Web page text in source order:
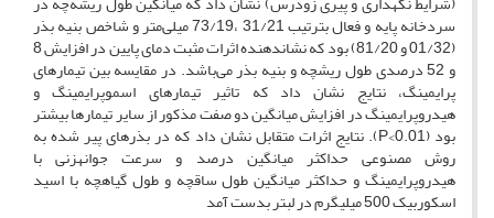
سردخانه پایه و فعال بترتیب 31/21 ،73/19 میلی‌متر و شاخص بنیه بذر
(01/32 و 81/20) بود که نشاندهنده اثرات مثبت دمای پایین در افزایش 8
و 52 درصدی طول ریشچه و بنیه بذر می‌باشد. در مقایسه بین تیمارهای
پرایمینگ، نتایج نشان داد که تاثیر تیمارهای اسموپرایمینگ و
هیدروپرایمینگ در افزایش میانگین دو صفت مذکور از سایر تیمارها بیشتر
بود (P<0.01). نتایج اثرات متقابل نشان داد که در بذرهای پیر شده به
روش مصنوعی حداکثر میانگین درصد و سرعت جوانه­زنی با
هیدروپرایمینگ و حداکثر میانگین طول ساقچه و طول گیاهچه با اسید
اسکوربیک 500 میلیگرم در لبتر بدست آمد